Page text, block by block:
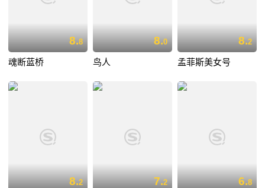
8.8
魂断蓝桥
8.0
鸟人
8.2
孟菲斯美女号
8.2 7.2 6.8